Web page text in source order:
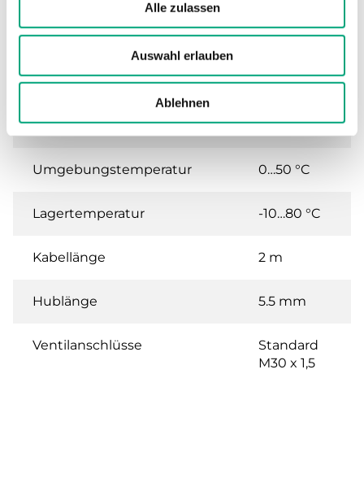
Alle zulassen
Auswahl erlauben
Ablehnen
AC, 0...10 V oder 3-Punkt
Umgebungsfeuchte (nicht
kondensierend)
RH
Umgebungstemperatur 0…50 °C
Lagertemperatur -10…80 °C
Kabellänge 2 m
Hublänge 5.5 mm
Ventilanschlüsse
Standard
M30 x 1,5